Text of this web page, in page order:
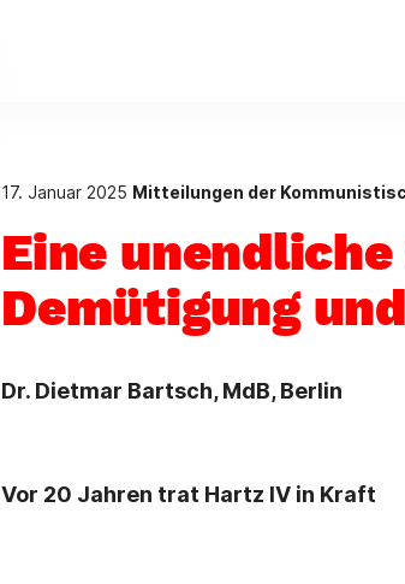
17. Januar 2025 Mitteilungen der
Eine
Demütigung
Dr. Dietmar Bartsch, MdB, Berlin
Vor 20 Jahren trat Hartz IV in Kraft